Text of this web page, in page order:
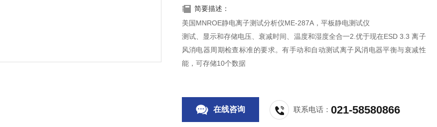
简要描述：
美国MNROE静电离子测试分析仪ME-287A，平板静电测试仪
测试、显示和存储电压、衰减时间、温度和湿度全合一2.优于现在ESD 3.3 离子
风消电器周期检查标准的要求。有手动和自动测试离子风消电器平衡与衰减性
能，可存储10个数据
在线咨询 联系电话：021-58580866